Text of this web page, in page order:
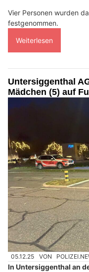
Vier Personen wurden
festgenommen.
Weiterlesen
Untersiggenthal
Mädchen (5) auf
05.12.25 VON
In Untersiggenthal an